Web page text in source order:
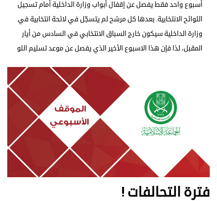
أسبوع واحد فقط يفصل عن إقفال أبواب وزارة الداخلية أمام تسجيل
اللوائح الانتخابية. بعدها كل مرشح لم يتسجّل في لائحة انتخابية في
وزارة الداخلية سيكون خارج السباق الانتخابي في السادس من أيار
المقبل، لذا فإن هذا الاسبوع الأخير الذي يفصل عن موعد تسليم اللو
فترة التحالفات !